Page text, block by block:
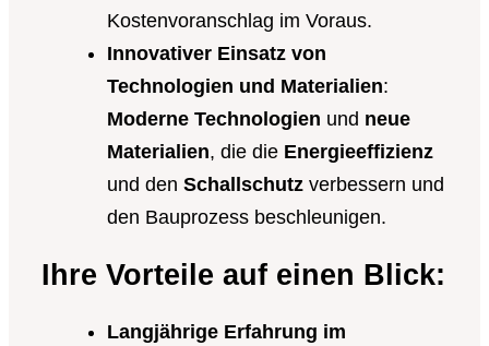
Kostenvoranschlag im Voraus.
Innovativer Einsatz von
Technologien und Materialien:
Moderne Technologien und neue
Materialien, die die Energieeffizienz
und den Schallschutz verbessern und
den Bauprozess beschleunigen.
Ihre Vorteile auf einen Blick:
Langjährige Erfahrung im